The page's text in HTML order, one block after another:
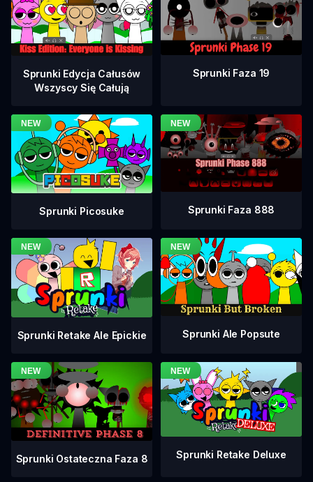
Sprunki Edycja Całusów
Wszyscy Się Całują
Sprunki Faza 19
Sprunki Picosuke Sprunki Faza 888
Sprunki Retake Ale Epickie Sprunki Ale Popsute
Sprunki Ostateczna Faza 8 Sprunki Retake Deluxe